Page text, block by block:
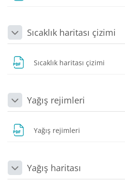
DaraltSıcaklık haritası çizimi
Sıcaklık haritası çizimi
DaraltYağış rejimleri
Yağış rejimleri
DaraltYağış haritası